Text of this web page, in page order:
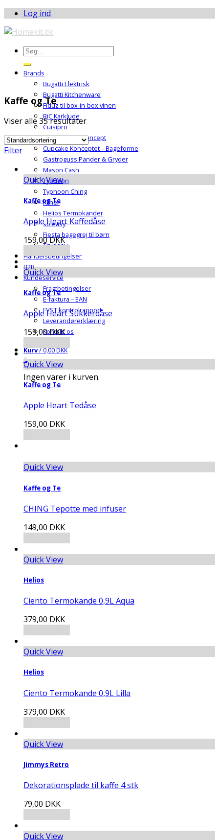
Log ind
Brands
Bugatti Elektrisk
Bugatti Kitchenware
Fiduz til box-in-box vinen
RiC Karklude
Cuisipro
Jimmys Retro Koncept
Cupcake Konceptet – Bageforme
Gastroguss Pander & Gryder
Mason Cash
Typhoon
Typhoon Ching
Kilner
Helios Termokander
so:easy
Fiesta bagegrej til børn
Trudeau
Handelsbetingelser
B2B
Kundeservice
Fragtbetingelser
E-faktura – EAN
FVST kontrolrapport
Leverandørerklæring
Kontakt os
Kurv/0,00DKK
0
Ingen varer i kurven.
Kaffe og Te
Viser alle 35 resultater
Filter
Quick View
Kaffe og Te
Apple Heart Kaffedåse
159,00DKK
Quick View
Kaffe og Te
Apple Heart Sukkerdåse
159,00DKK
Quick View
Kaffe og Te
Apple Heart Tedåse
159,00 DKK
Quick View
Kaffe og Te
CHING Tepotte med infuser
149,00 DKK
Quick View
Helios
Ciento Termokande 0,9L Aqua
379,00 DKK
Quick View
Helios
Ciento Termokande 0,9L Lilla
379,00 DKK
Quick View
Jimmys Retro
Dekorationsplade til kaffe 4 stk
79,00 DKK
Quick View